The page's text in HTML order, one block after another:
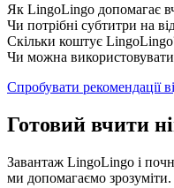
Як LingoLingo допомагає
Чи потрібні субтитри на
Скільки коштує
Чи можна використовувати
Спробувати рекомендації
Готовий вчити
Завантаж LingoLingo і
ми допомагаємо зрозуміти.